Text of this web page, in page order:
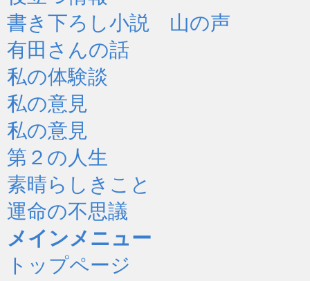
書き下ろし小説 山の声
有田さんの話
私の体験談
私の意見
私の意見
第２の人生
素晴らしきこと
運命の不思議
メインメニュー
トップページ